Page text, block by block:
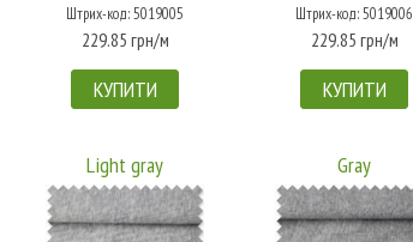
Штрих-код: 5019005
229.85 грн/м
КУПИТИ
Штрих-код: 5019006
229.85 грн/м
КУПИТИ
Light gray Gray